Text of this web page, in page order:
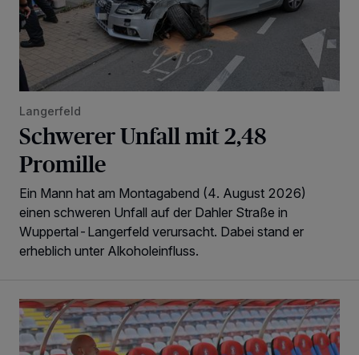
Langerfeld
Schwerer Unfall mit 2,48
Promille
Ein Mann hat am Montagabend (4. August 2026)
einen schweren Unfall auf der Dahler Straße in
Wuppertal-Langerfeld verursacht. Dabei stand er
erheblich unter Alkoholeinfluss.
WSV: Last Call, Verhandlungen und Public Viewing